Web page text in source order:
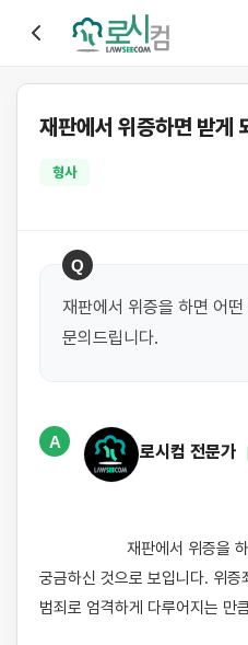
재판에서 위증하면 받게
형사
Q
재판에서 위증을 하면 어떤
문의드립니다.
A
로시컴 전문가
궁금하신 것으로 보입니다. 위
범죄로 엄격하게 다루어지는 만